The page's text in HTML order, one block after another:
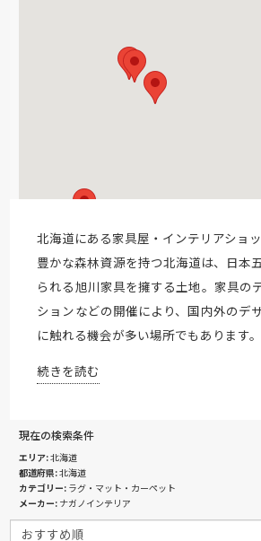
北海道にある家具屋・インテリアショッ
豊かな森林資源を持つ北海道は、日本
られる旭川家具を擁する土地。家具の
ションなどの開催により、国内外のデ
に触れる機会が多い場所でもあります。
続きを読む
現在の検索条件
エリア 北海道
都道府県 北海道
カテゴリー ラグ・マット・カーペット
メーカー ナガノインテリア